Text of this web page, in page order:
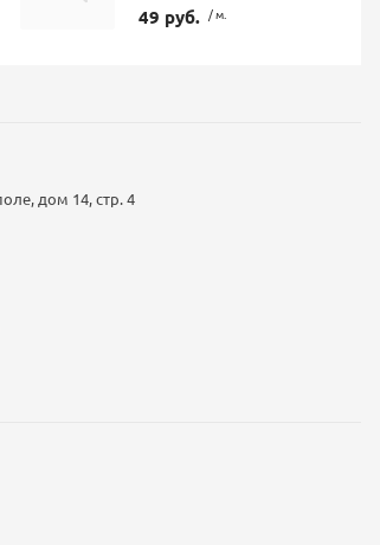
49 руб. / м.
дом 14, стр. 4